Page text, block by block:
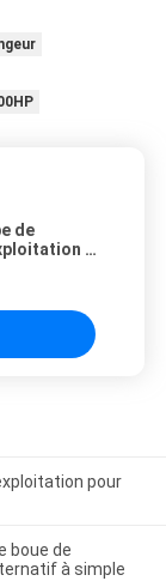
de
³
pour
boue de
à simple